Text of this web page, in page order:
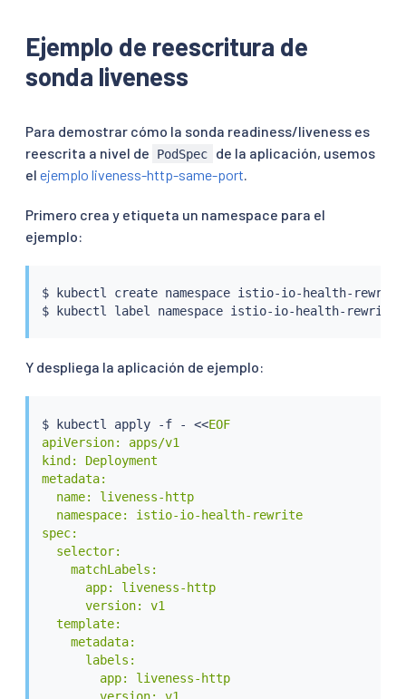
Ejemplo de reescritura de
sonda liveness
Para demostrar cómo la sonda readiness/liveness es
reescrita a nivel de
PodSpec
de la aplicación, usemos
el ejemplo liveness-http-same-port
Primero crea y etiqueta un namespace para el
ejemplo:
$ kubectl
create namespace istio-io-health-rewrite
$
kubectl label namespace istio-io-health-
Y despliega la aplicación de ejemplo:
$ kubectl apply -f - <<EOF
apiVersion: apps/v1
kind: Deployment
metadata:
  name: liveness-http
  namespace: istio-io-health-rewrite
spec:
  selector:
    matchLabels:
      app: liveness-http
      version: v1
  template:
    metadata:
      labels:
        app: liveness-http
        version: v1